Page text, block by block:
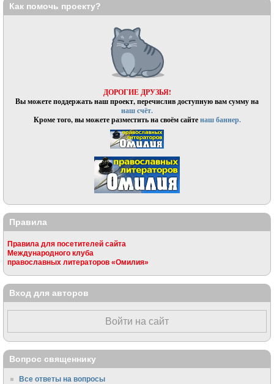
Как помочь проекту?
ДОРОГИЕ ДРУЗЬЯ!
Вы можете поддержать наш проект, перечислив доступную вам сумму на
наш счёт.
Кроме того, вы можете разместить на своём сайтенаш баннер.
Правила
Правила для посетителей сайта
Международного клуба
православных литераторов «Омилия»
Вход для авторов
Войти на сайт
Вопрос священнику
Все ответы на вопросы